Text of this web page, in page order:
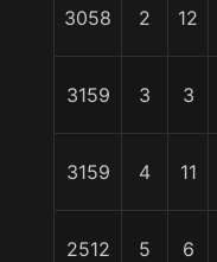
3058 2 12
3159 3 3
3159 4 11
2512 5 6